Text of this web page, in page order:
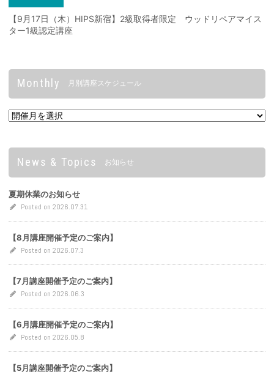
【9月17日（木）HIPS新宿】2級取得者限定 ウッドリペアマイス
ター1級認定講座
Monthly 月別講座スケジュール
News & Topics お知らせ
夏期休業のお知らせ
Posted on 2026.07.31
【8月講座開催予定のご案内】
Posted on 2026.07.3
【7月講座開催予定のご案内】
Posted on 2026.06.3
【6月講座開催予定のご案内】
Posted on 2026.05.8
【5月講座開催予定のご案内】